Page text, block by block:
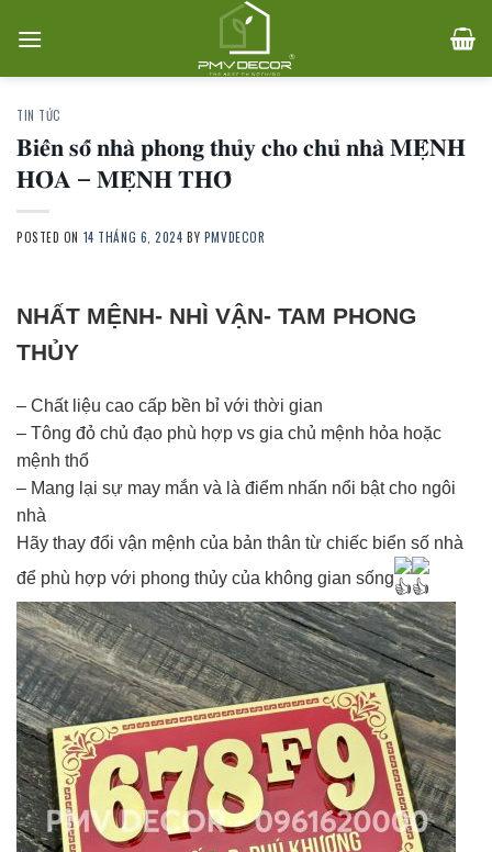
TIN TỨC
𝐁𝐢𝐞̂̉𝐧 𝐬𝐨̂́ 𝐧𝐡𝐚̀ 𝐩𝐡𝐨𝐧𝐠 𝐭𝐡𝐮̉𝐲 𝐜𝐡𝐨 𝐜𝐡𝐮̉ 𝐧𝐡𝐚̀ 𝐌𝐄̣̂𝐍𝐇
𝐇𝐎̉𝐀 – 𝐌𝐄̣̂𝐍𝐇 𝐓𝐇𝐎̂̉
POSTED ON 14 THÁNG 6, 2024 BY PMVDECOR
NHẤT MỆNH- NHÌ VẬN- TAM PHONG
THỦY
– Chất liệu cao cấp bền bỉ với thời gian
– Tông đỏ chủ đạo phù hợp vs gia chủ mệnh hỏa hoặc
mệnh thổ
– Mang lại sự may mắn và là điểm nhấn nổi bật cho ngôi
nhà
Hãy thay đổi vận mệnh của bản thân từ chiếc biển số nhà
để phù hợp với phong thủy của không gian sống